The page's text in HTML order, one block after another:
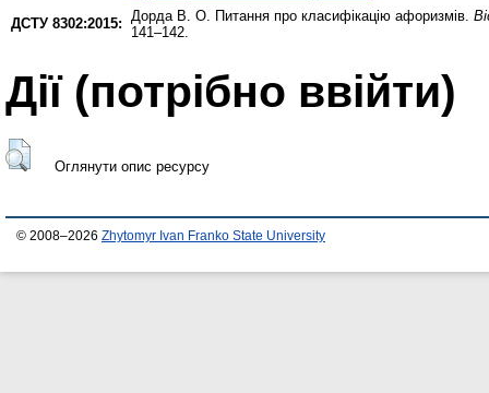
ДСТУ 8302:2015:
Дорда В. О. Питання про класифікацію афоризмів.
141–142.
Дії ​​(потрібно ввійти)
Оглянути опис ресурсу
© 2008–2026 Zhytomyr Ivan Franko State University